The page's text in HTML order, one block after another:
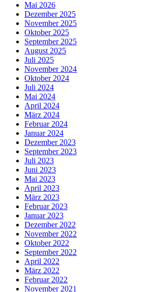
Mai 2026
Dezember 2025
November 2025
Oktober 2025
September 2025
August 2025
Juli 2025
November 2024
Oktober 2024
Juli 2024
Mai 2024
April 2024
März 2024
Februar 2024
Januar 2024
Dezember 2023
September 2023
Juli 2023
Juni 2023
Mai 2023
April 2023
März 2023
Februar 2023
Januar 2023
Dezember 2022
November 2022
Oktober 2022
September 2022
April 2022
März 2022
Februar 2022
November 2021